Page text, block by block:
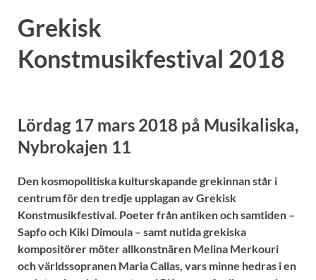
Grekisk
Konstmusikfestival 2018
Lördag 17 mars 2018 på Musikaliska,
Nybrokajen 11
Den kosmopolitiska kulturskapande grekinnan står i
centrum för den tredje upplagan av Grekisk
Konstmusikfestival. Poeter från antiken och samtiden –
Sapfo och Kiki Dimoula – samt nutida grekiska
kompositörer möter allkonstnären Melina Merkouri
och världssopranen Maria Callas, vars minne hedras i en